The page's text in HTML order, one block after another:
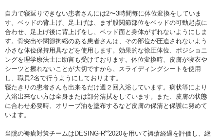
自力で寝返りできない患者さんには2〜3時間毎に体位変換をしていま
す。ベッドの背上げ、足上げは、まず股関節部位をベッドの可動起点に
合わせ、足上げ後に背上げをし、ベッド面と身体がずれないようにしま
す。骨突出や関節拘縮のある患者さんは、その部位が圧迫されないよう
小さな体位保持用具などを使用します。効果的な徐圧体位、ポジショニ
ングを理学療法士に助言も受けております。体位変換時、皮膚が寝衣や
シーツと擦れないことが大切ですから、スライディングシートを使用
し、職員2名で行うようにしております。
寝たきりの患者さんも出来るだけ週２回入浴しています。病状等により
入浴出来ない方は全身または部分清拭をしています。また、皮膚の状態
に合わせ必要時、オリーブ油を塗布するなど皮膚の保清と保護に努めて
います。
当院の褥瘡対策チームは DESING-R®2020を用いて褥瘡経過を評価し、継